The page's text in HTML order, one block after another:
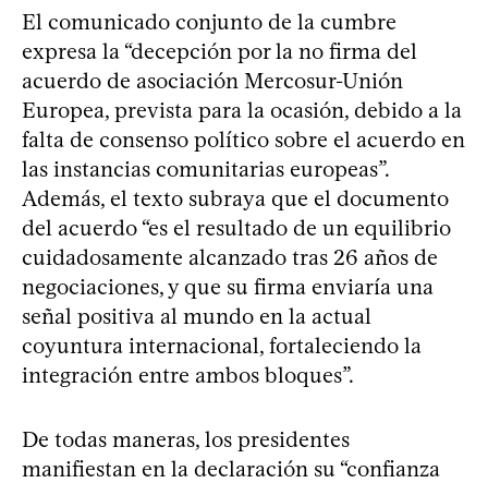
El comunicado conjunto de la cumbre
expresa la “decepción por la no firma del
acuerdo de asociación Mercosur-Unión
Europea, prevista para la ocasión, debido a la
falta de consenso político sobre el acuerdo en
las instancias comunitarias europeas”.
Además, el texto subraya que el documento
del acuerdo “es el resultado de un equilibrio
cuidadosamente alcanzado tras 26 años de
negociaciones, y que su firma enviaría una
señal positiva al mundo en la actual
coyuntura internacional, fortaleciendo la
integración entre ambos bloques”.
De todas maneras, los presidentes
manifiestan en la declaración su “confianza